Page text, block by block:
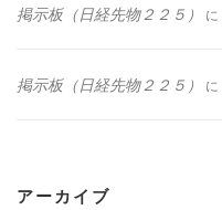
掲示板（日経先物２２５） に
掲示板（日経先物２２５） に
アーカイブ